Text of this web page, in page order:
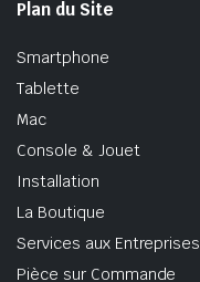
Plan du Site
Smartphone
Tablette
Mac
Console & Jouet
Installation
La Boutique
Services aux Entreprises
Pièce sur Commande